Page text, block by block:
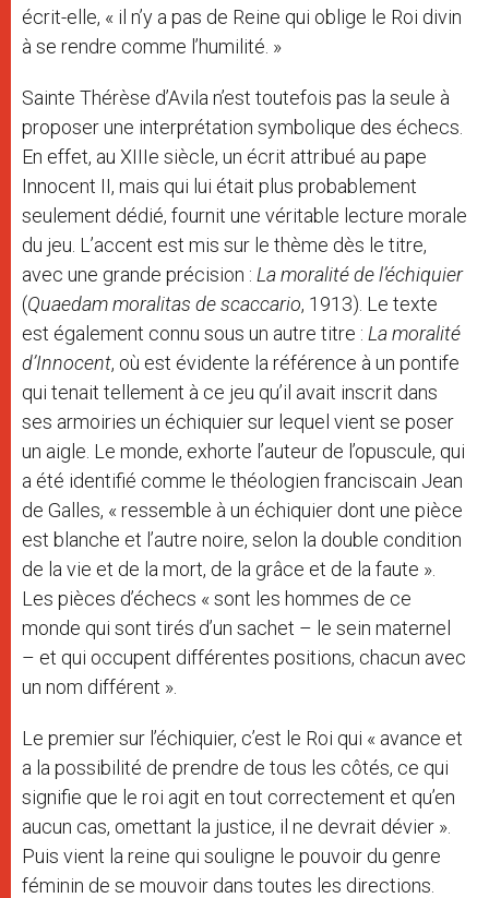
écrit-elle, « il n’y a pas de Reine qui oblige le Roi divin
à se rendre comme l’humilité. »
Sainte Thérèse d’Avila n’est toutefois pas la seule à
proposer une interprétation symbolique des échecs.
En effet, au XIIIe siècle, un écrit attribué au pape
Innocent II, mais qui lui était plus probablement
seulement dédié, fournit une véritable lecture morale
du jeu. L’accent est mis sur le thème dès le titre,
avec une grande précision : La moralité de l’échiquier
(Quaedam moralitas de scaccario, 1913). Le texte
est également connu sous un autre titre : La moralité
d’Innocent, où est évidente la référence à un pontife
qui tenait tellement à ce jeu qu’il avait inscrit dans
ses armoiries un échiquier sur lequel vient se poser
un aigle. Le monde, exhorte l’auteur de l’opuscule, qui
a été identifié comme le théologien franciscain Jean
de Galles, « ressemble à un échiquier dont une pièce
est blanche et l’autre noire, selon la double condition
de la vie et de la mort, de la grâce et de la faute ».
Les pièces d’échecs « sont les hommes de ce
monde qui sont tirés d’un sachet – le sein maternel
– et qui occupent différentes positions, chacun avec
un nom différent ».
Le premier sur l’échiquier, c’est le Roi qui « avance et
a la possibilité de prendre de tous les côtés, ce qui
signifie que le roi agit en tout correctement et qu’en
aucun cas, omettant la justice, il ne devrait dévier ».
Puis vient la reine qui souligne le pouvoir du genre
féminin de se mouvoir dans toutes les directions.